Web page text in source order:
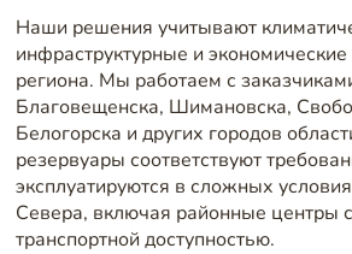
Наши решения учитывают
инфраструктурные и экономические
региона. Мы работаем с
Благовещенска, Шимановска,
Белогорска и других городов
резервуары соответствуют
эксплуатируются в сложных
Севера, включая районные центры
транспортной доступностью.